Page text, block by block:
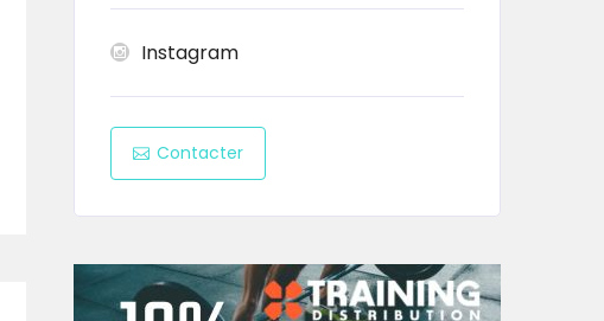
Instagram
Contacter